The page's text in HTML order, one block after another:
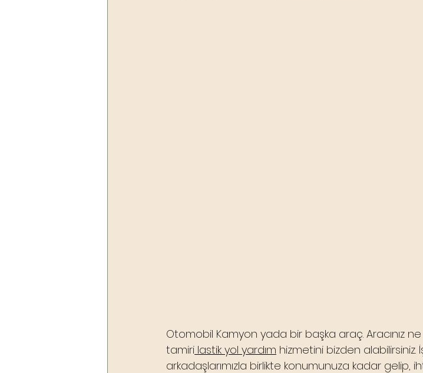
Otomobil Kamyon yada bir başka araç. Aracınız
tamiri lastik yol yardım hizmetini bizden alabilirsiniz.
arkadaşlarımızla birlikte konumunuza kadar gelip,